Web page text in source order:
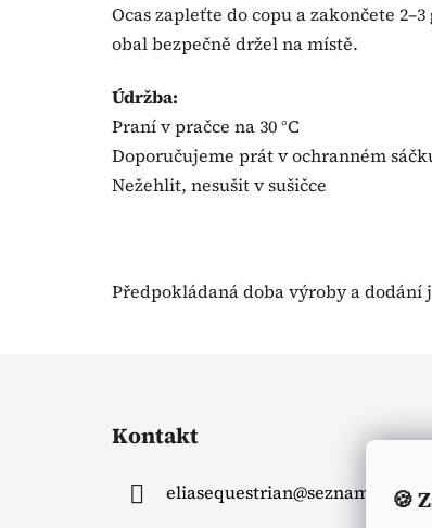
🍪
Ocas zapleťte do copu a zakončete
obal bezpečně držel na místě.
Údržba:
Praní v pračce na 30 °C
Doporučujeme prát v ochranném
Nežehlit, nesušit v sušičce
Předpokládaná doba výroby a
Kontakt
eliasequestrian@seznam.cz